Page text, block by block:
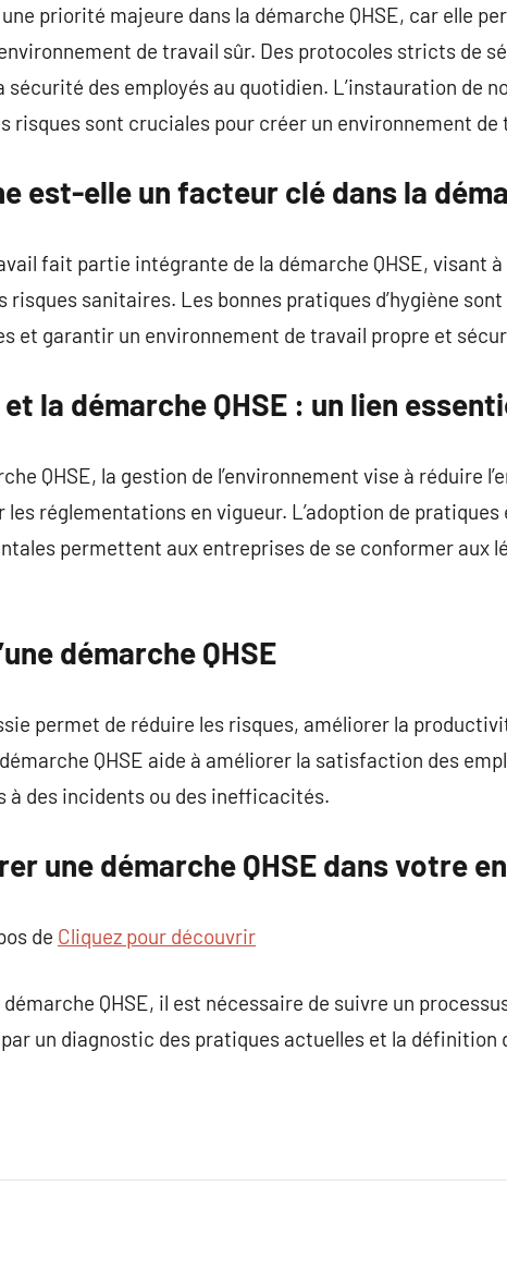
priorité majeure dans la démarche QHSE, car elle
de travail sûr. Des protocoles stricts de
sécurité des employés au quotidien. L’instauration de
risques sont cruciales pour créer un environnement de
est-elle un facteur clé dans la
fait partie intégrante de la démarche QHSE, visant
risques sanitaires. Les bonnes pratiques d’hygiène
et garantir un environnement de travail propre et
la démarche QHSE : un lien
QHSE, la gestion de l’environnement vise à réduire
les réglementations en vigueur. L’adoption de
permettent aux entreprises de se conformer aux
démarche QHSE
permet de réduire les risques, améliorer la
QHSE aide à améliorer la satisfaction des
à des incidents ou des inefficacités.
une démarche QHSE dans votre
de Cliquez pour découvrir
QHSE, il est nécessaire de suivre un
un diagnostic des pratiques actuelles et la définition